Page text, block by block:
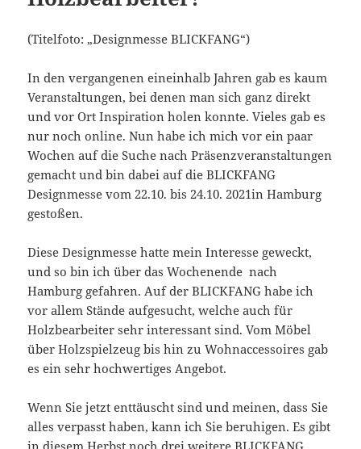
(Titelfoto: „Designmesse BLICKFANG“)
In den vergangenen eineinhalb Jahren gab es kaum
Veranstaltungen, bei denen man sich ganz direkt
und vor Ort Inspiration holen konnte. Vieles gab es
nur noch online. Nun habe ich mich vor ein paar
Wochen auf die Suche nach Präsenzveranstaltungen
gemacht und bin dabei auf die BLICKFANG
Designmesse vom 22.10. bis 24.10. 2021in Hamburg
gestoßen.
Diese Designmesse hatte mein Interesse geweckt,
und so bin ich über das Wochenende nach
Hamburg gefahren. Auf der BLICKFANG habe ich
vor allem Stände aufgesucht, welche auch für
Holzbearbeiter sehr interessant sind. Vom Möbel
über Holzspielzeug bis hin zu Wohnaccessoires gab
es ein sehr hochwertiges Angebot.
Wenn Sie jetzt enttäuscht sind und meinen, dass Sie
alles verpasst haben, kann ich Sie beruhigen. Es gibt
in diesem Herbst noch drei weitere BLICKFANG